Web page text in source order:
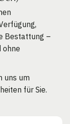
Bestattung –
ohne
uns um
für Sie.